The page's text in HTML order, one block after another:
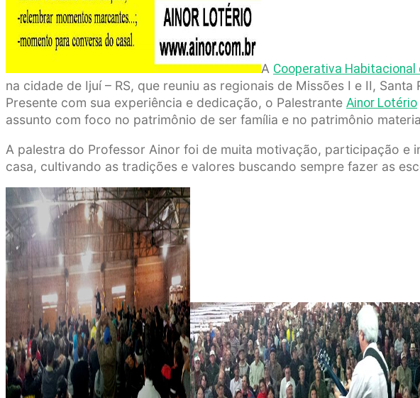
A Cooperativa Habitacional
na cidade de Ijuí – RS, que reuniu as regionais de Missões I e II,
Presente com sua experiência e dedicação, o Palestrante Ainor Lotério
assunto com foco no patrimônio de ser família e no patrimônio
A palestra do Professor Ainor foi de muita motivação, participação
casa, cultivando as tradições e valores buscando sempre fazer as